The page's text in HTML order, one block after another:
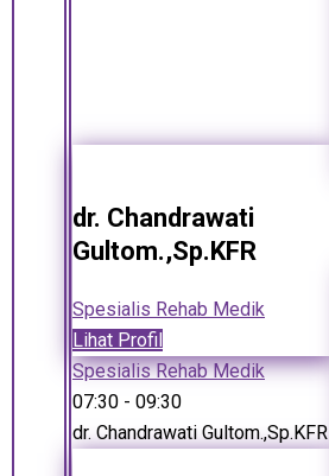
dr. Chandrawati
Gultom.,Sp.KFR
Spesialis Rehab Medik
Lihat Profil
Spesialis Rehab Medik
07:30 - 09:30
dr. Chandrawati Gultom.,Sp.KFR